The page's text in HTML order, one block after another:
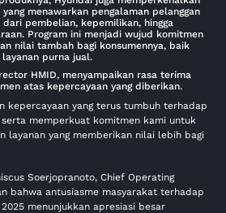
menawarkan pengalaman pelanggan
pembelian, kepemilikan, hingga
Program ini menjadi wujud komitmen
nilai tambah bagi konsumennya, baik
purna jual.
HMID, menyampaikan rasa terima
atas kepercayaan yang diberikan.
kepercayaan yang terus tumbuh terhadap
memperkuat komitmen kami untuk
layanan yang memberikan nilai lebih bagi
Soerjopranoto, Chief Operating
bahwa antusiasme masyarakat terhadap
menunjukkan apresiasi besar